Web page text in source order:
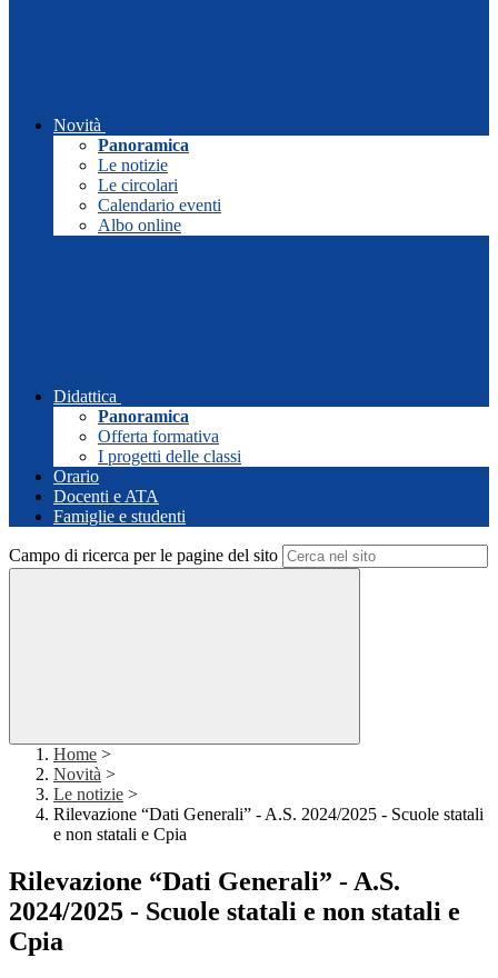
Novità
Panoramica
Le notizie
Le circolari
Calendario eventi
Albo online
Didattica
Panoramica
Offerta formativa
I progetti delle classi
Orario
Docenti e ATA
Famiglie e studenti
Campo di ricerca per le pagine del sito
Home >
Novità >
Le notizie >
Rilevazione “Dati Generali” - A.S. 2024/2025 - Scuole statali
e non statali e Cpia
Rilevazione “Dati Generali” - A.S.
2024/2025 - Scuole statali e non statali e
Cpia